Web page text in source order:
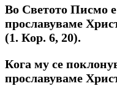
Bo Светото Писмо
прославуваме
(1. Кор. 6, 20).
Кога му се
прославуваме